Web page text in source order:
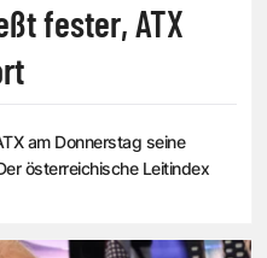
fester, ATX
am Donnerstag seine
österreichische Leitindex